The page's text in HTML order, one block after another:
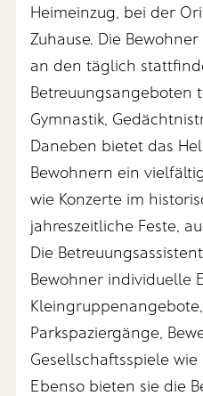
Heimeinzug, bei der
Zuhause. Die
an den täglich
Betreuungsangeboten
Gymnastik,
Daneben bietet das
Bewohnern ein
wie Konzerte im
jahreszeitliche Feste,
Die
Bewohner individuelle
Parkspaziergänge,
Gesellschaftsspiele
Ebenso bieten sie die